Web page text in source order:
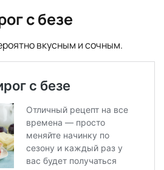
с безе
вкусным и сочным.